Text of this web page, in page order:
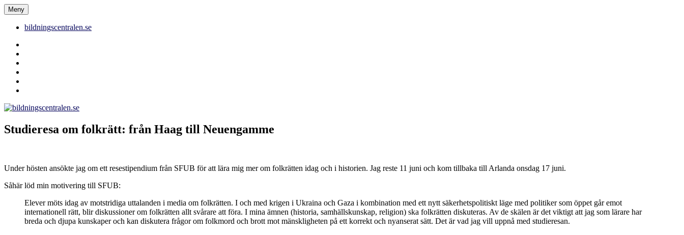
Hoppa
till
innehåll
bildningscentralen.se
Meny
bildningscentralen.se
Studieresa om folkrätt: från Haag till Neuengamme
Under hösten ansökte jag om ett resestipendium från SFUB för att lära mig mer om folkrätten idag och i historien. Jag reste 11 juni och kom tillbaka till Arlanda onsdag 17 juni.
Såhär löd min motivering till SFUB:
Elever möts idag av motstridiga uttalanden i media om folkrätten. I och med krigen i Ukraina och Gaza i kombination med ett nytt säkerhetspolitiskt läge med politiker som öppet går emot
internationell rätt, blir diskussioner om folkrätten allt svårare att föra. I mina ämnen (historia, samhällskunskap, religion) ska folkrätten diskuteras. Av de skälen är det viktigt att jag som lärare har
breda och djupa kunskaper och kan diskutera frågor om folkmord och brott mot mänskligheten på ett korrekt och nyanserat sätt. Det är vad jag vill uppnå med studieresan.